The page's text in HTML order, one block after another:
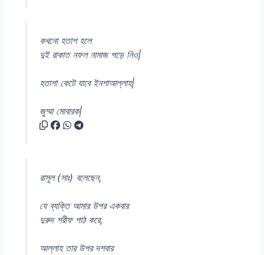
কখনো হতাশ হলে
দুই রাকাত নফল নামাজ পড়ে নিও|
হতাশা কেটে যাবে ইনশাআল্লাহ|
জুম্মা মোবারক|
রাসূল (সাঃ) বলেছেন,
যে ব্যক্তি আমার উপর একবার
দুরুদ শরীফ পাঠ করে,
আল্লাহ তার উপর দশবার